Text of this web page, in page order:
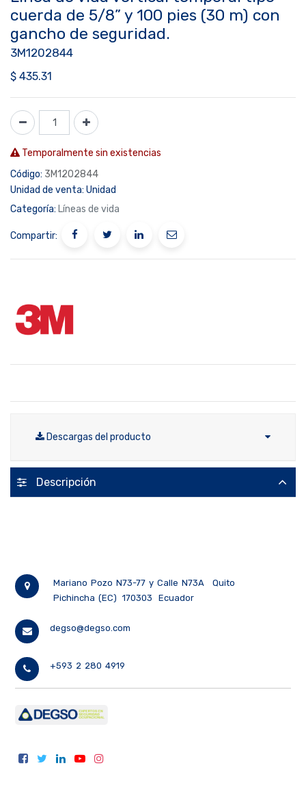
cuerda de 5/8” y 100 pies (30 m) con
gancho de seguridad.
3M1202844
$ 435.31
Temporalmente sin existencias
Código: 3M1202844
Unidad de venta: Unidad
Categoría: Líneas de vida
Compartir:
Descargas del producto
Descripción
Mariano Pozo N73-77 y Calle N73A
Quito
Pichincha (EC)
170303 Ecuador
degso@degso.com
+593 2 280 4919